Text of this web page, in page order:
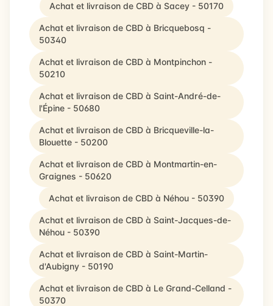
Achat et livraison de CBD à Sacey - 50170
Achat et livraison de CBD à Bricquebosq -
50340
Achat et livraison de CBD à Montpinchon -
50210
Achat et livraison de CBD à Saint-André-de-
l'Épine - 50680
Achat et livraison de CBD à Bricqueville-la-
Blouette - 50200
Achat et livraison de CBD à Montmartin-en-
Graignes - 50620
Achat et livraison de CBD à Néhou - 50390
Achat et livraison de CBD à Saint-Jacques-de-
Néhou - 50390
Achat et livraison de CBD à Saint-Martin-
d'Aubigny - 50190
Achat et livraison de CBD à Le Grand-Celland -
50370